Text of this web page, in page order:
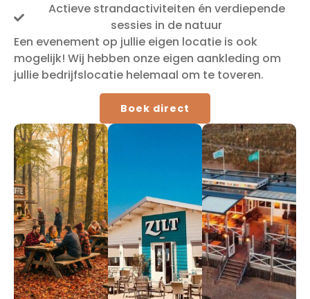
Actieve strandactiviteiten én verdiepende
sessies in de natuur
Een evenement op jullie eigen locatie is ook
mogelijk! Wij hebben onze eigen aankleding om
jullie bedrijfslocatie helemaal om te toveren.
Boek direct